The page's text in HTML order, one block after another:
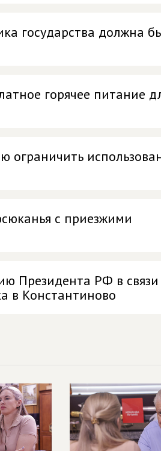
государства должна
горячее питание
ограничить
с приезжими
Президента РФ в связи
в Константиново